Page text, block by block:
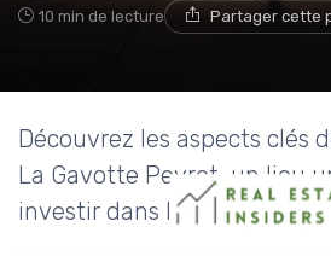
10 min de lecture Partager cette
Découvrez les aspects clés
La Gavotte Peyret, un lieu
investir dans l'immobilier